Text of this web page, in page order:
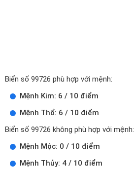
Biển số 99726 phù hợp với mệnh:
Mệnh Kim: 6 / 10 điểm
Mệnh Thổ: 6 / 10 điểm
Biển số 99726 không phù hợp với mệnh:
Mệnh Mộc: 0 / 10 điểm
Mệnh Thủy: 4 / 10 điểm